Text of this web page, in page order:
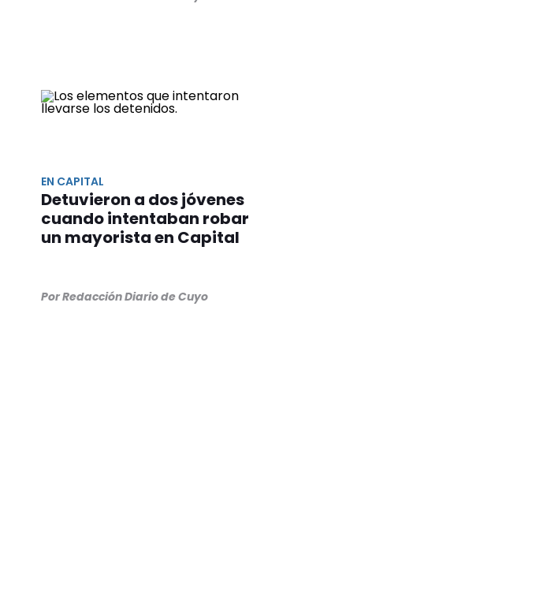
EN CAPITAL
Detuvieron a dos jóvenes
cuando intentaban robar
un mayorista en Capital
Por Redacción Diario de Cuyo